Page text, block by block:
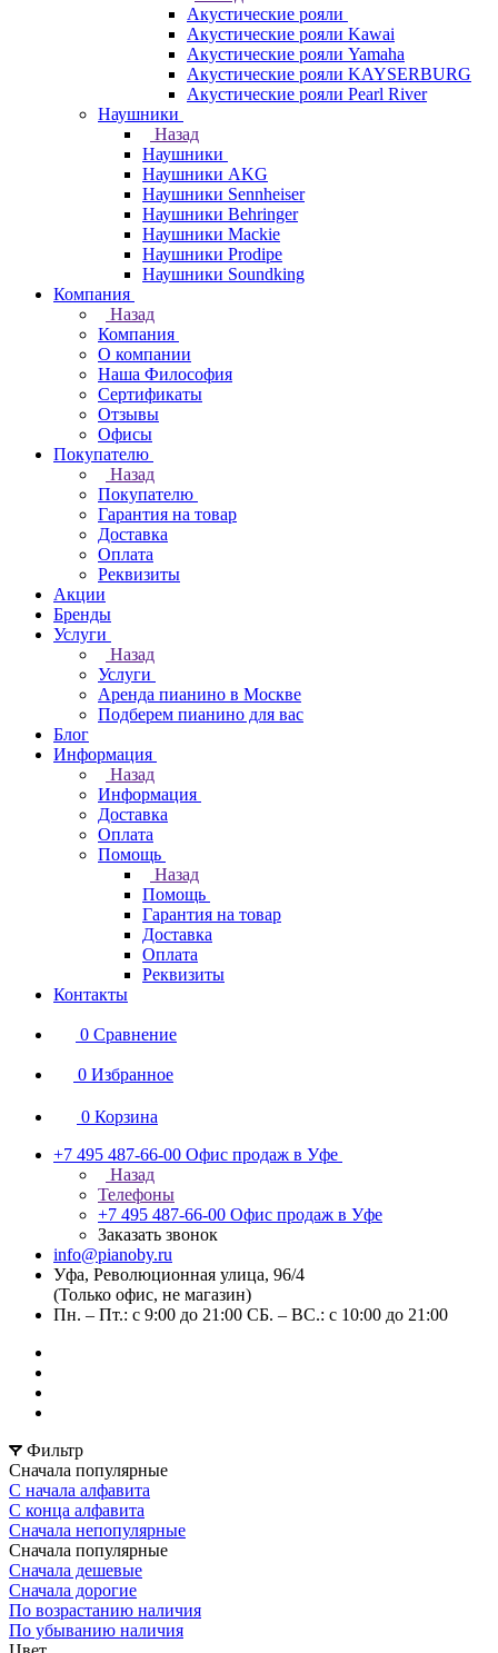
Акустические рояли
Акустические рояли Kawai
Акустические рояли Yamaha
Акустические рояли KAYSERBURG
Акустические рояли Pearl River
Наушники
Назад
Наушники
Наушники AKG
Наушники Sennheiser
Наушники Behringer
Наушники Mackie
Наушники Prodipe
Наушники Soundking
Компания
Назад
Компания
О компании
Наша Философия
Сертификаты
Отзывы
Офисы
Покупателю
Назад
Покупателю
Гарантия на товар
Доставка
Оплата
Реквизиты
Акции
Бренды
Услуги
Назад
Услуги
Аренда пианино в Москве
Подберем пианино для вас
Блог
Информация
Назад
Информация
Доставка
Оплата
Помощь
Назад
Помощь
Гарантия на товар
Доставка
Оплата
Реквизиты
Контакты
0 Сравнение
0 Избранное
0 Корзина
+7 495 487-66-00 Офис продаж в Уфе
Назад
Телефоны
+7 495 487-66-00 Офис продаж в Уфе
Заказать звонок
info@pianoby.ru
Уфа, Революционная улица, 96/4
(Только офис, не магазин)
Пн. – Пт.: с 9:00 до 21:00 СБ. – ВС.: с 10:00 до 21:00
Фильтр
Сначала популярные
С начала алфавита
С конца алфавита
Сначала непопулярные
Сначала популярные
Сначала дешевые
Сначала дорогие
По возрастанию наличия
По убыванию наличия